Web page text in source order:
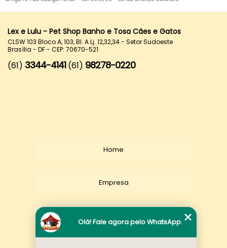
Lex e Lulu - Pet Shop Banho e Tosa Cães e Gatos
CLSW 103 Bloco A, 103, Bl. A Lj. 12,32,34 - Setor Sudoeste
Brasília - DF - CEP: 70670-521
(61) 3344-4141 (61) 98278-0220
Home
Empresa
Olá! Fale agora pelo WhatsApp.